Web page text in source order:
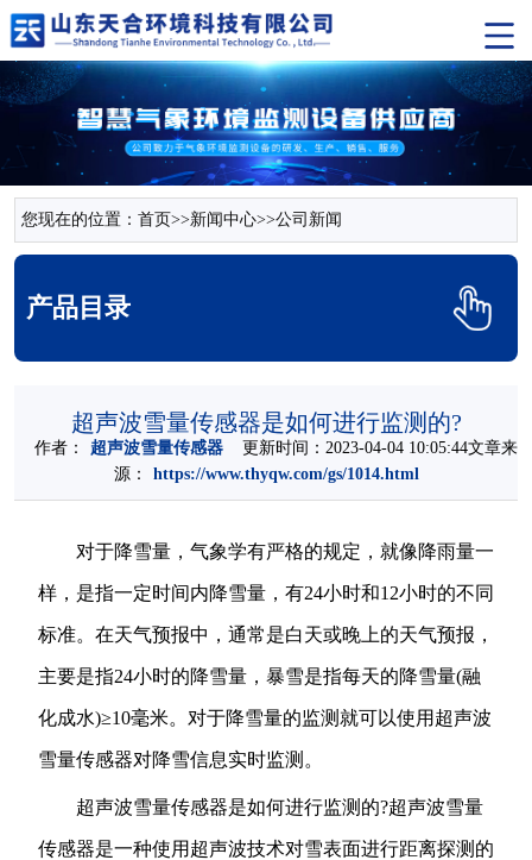
您现在的位置： 首页>>新闻中心>>公司新闻
产品目录
超声波雪量传感器是如何进行监测的?
作者： 超声波雪量传感器更新时间：2023-04-04 10:05:44文章来
源：
https://www.thyqw.com/gs/1014.html
对于降雪量，气象学有严格的规定，就像降雨量一
样，是指一定时间内降雪量，有24小时和12小时的不同
标准。在天气预报中，通常是白天或晚上的天气预报，
主要是指24小时的降雪量，暴雪是指每天的降雪量(融
化成水)≥10毫米。对于降雪量的监测就可以使用超声波
雪量传感器对降雪信息实时监测。
超声波雪量传感器是如何进行监测的?超声波雪量
传感器是一种使用超声波技术对雪表面进行距离探测的